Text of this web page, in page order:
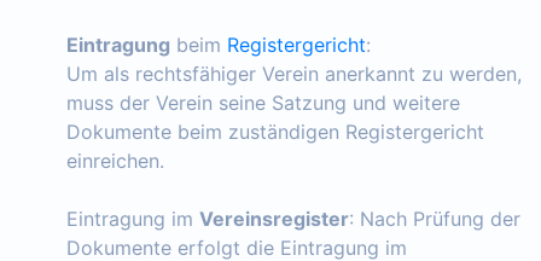
Eintragung beim Registergericht:
Um als rechtsfähiger Verein anerkannt zu werden,
muss der Verein seine Satzung und weitere
Dokumente beim zuständigen Registergericht
einreichen.
Eintragung im Vereinsregister: Nach Prüfung der
Dokumente erfolgt die Eintragung im